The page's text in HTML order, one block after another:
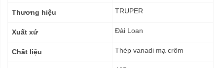
kỹThương hiệu TRUPER
Xuất xứ Đài Loan
Chất liệu Thép vanadi mạ crôm